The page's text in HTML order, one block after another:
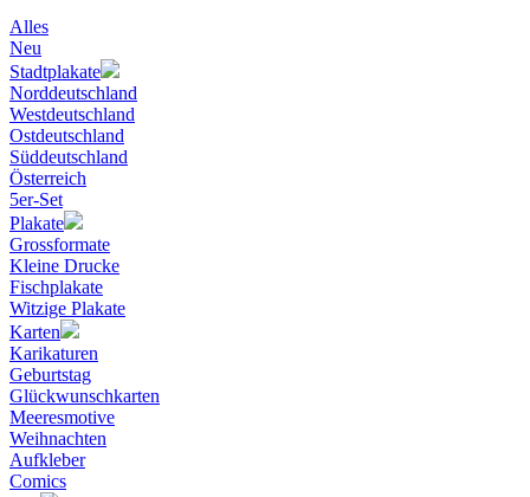
Alles
Neu
Stadtplakate
Norddeutschland
Westdeutschland
Ostdeutschland
Süddeutschland
Österreich
5er-Set
Plakate
Grossformate
Kleine Drucke
Fischplakate
Witzige Plakate
Karten
Karikaturen
Geburtstag
Glückwunschkarten
Meeresmotive
Weihnachten
Aufkleber
Comics